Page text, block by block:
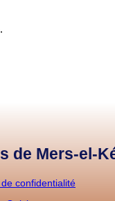
Mers-el-
confidentialité